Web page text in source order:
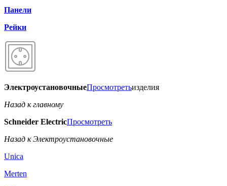
Панели
Рейки
ЭлектроустановочныеПросмотретьизделия
Назад к главному
Schneider ElectricПросмотреть
Назад к Электроустановочные
Unica
Merten